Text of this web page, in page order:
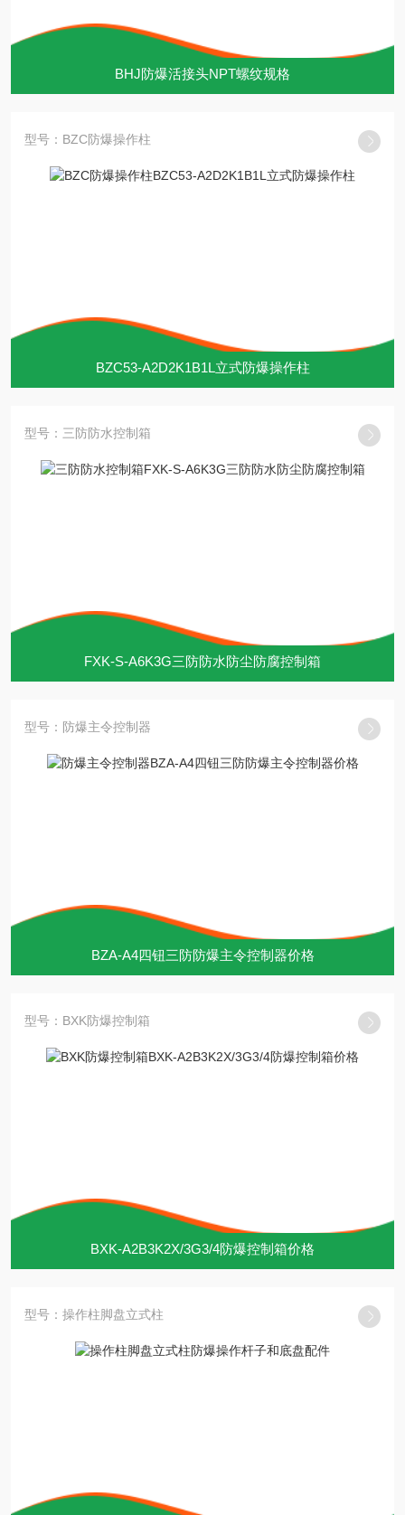
BHJ防爆活接头NPT螺纹规格
型号：BZC防爆操作柱
BZC53-A2D2K1B1L立式防爆操作柱
型号：三防防水控制箱
FXK-S-A6K3G三防防水防尘防腐控制箱
型号：防爆主令控制器
BZA-A4四钮三防防爆主令控制器价格
型号：BXK防爆控制箱
BXK-A2B3K2X/3G3/4防爆控制箱价格
型号：操作柱脚盘立式柱